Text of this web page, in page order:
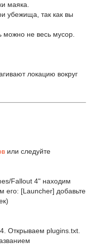
маяка.
убежища, так как вы
можно не весь мусор.
локацию вокруг
или следуйте
Fallout 4" находим
его: [Launcher] добавьте
Открываем plugins.txt.